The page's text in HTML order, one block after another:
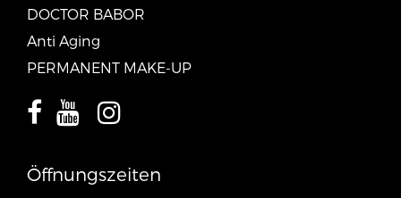
DOCTOR BABOR
Anti Aging
PERMANENT MAKE-UP
Öffnungszeiten